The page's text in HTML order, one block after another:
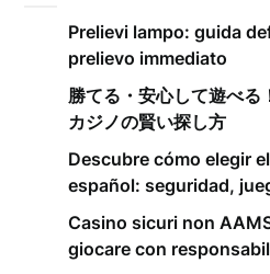
Prelievi lampo: guida
prelievo immediato
勝てる・安心して遊べる
カジノの賢い探し方
Descubre cómo elegir
español: seguridad,
Casino sicuri non
giocare con